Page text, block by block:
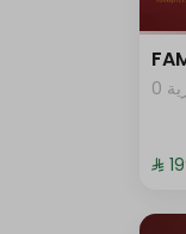
⁨⁦‪‬